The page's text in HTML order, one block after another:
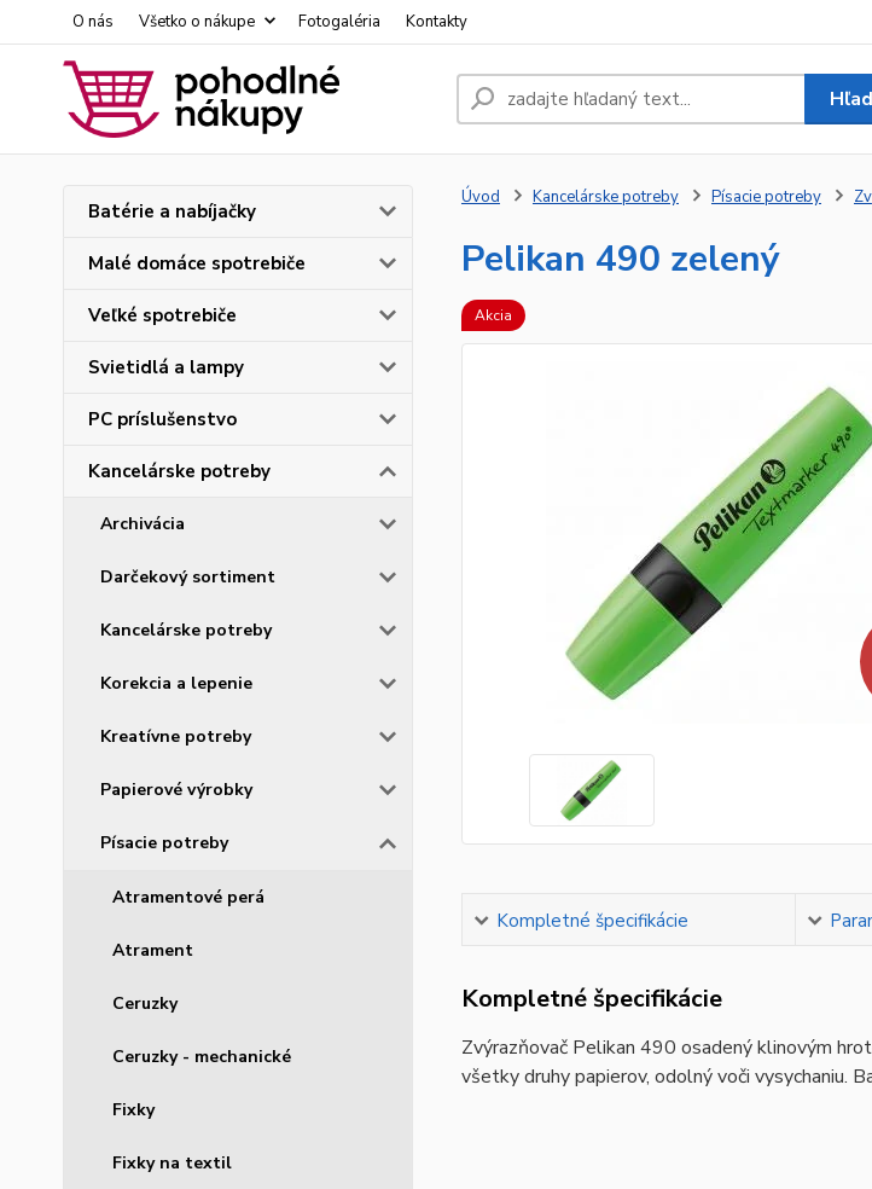
O nás Všetko o nákupe Fotogaléria Kontakty
Batérie a nabíjačky
Malé domáce spotrebiče
Veľké spotrebiče
Svietidlá a lampy
PC príslušenstvo
Kancelárske potreby
Archivácia
Darčekový sortiment
Kancelárske potreby
Korekcia a lepenie
Kreatívne potreby
Papierové výrobky
Písacie potreby
Atramentové perá
Atrament
Ceruzky
Ceruzky - mechanické
Fixky
Fixky na textil
Úvod Kancelárske potreby Písacie potreby
Pelikan 490 zelený
Akcia
Kompletné špecifikácie
Kompletné špecifikácie
Zvýrazňovač Pelikan 490 osadený klinovým
všetky druhy papierov, odolný voči vysychaniu.